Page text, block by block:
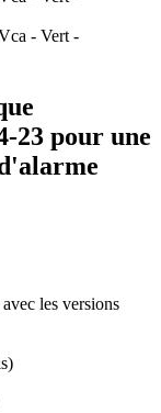
23 pour une
les versions